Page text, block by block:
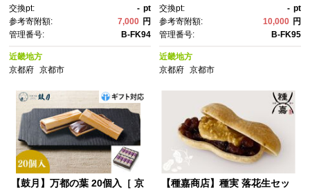
フト プレゼント 贈答 送料無
料 ふるさと納税 ］
交換pt: - pt
参考寄附額:
7,000 円
管理番号:
B-FK94
近畿地方
京都府
京都市
フト プレゼント 贈答 送料無
料 ふるさと納税 ］
交換pt: - pt
参考寄附額:
10,000 円
管理番号:
B-FK95
近畿地方
京都府 京都市
【鼓月】万都の葉 20個入［ 京
【種嘉商店】種実 落花生セッ